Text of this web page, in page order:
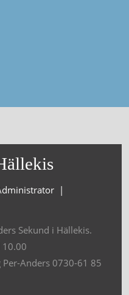
|
Sekund i Hällekis.
Anders 0730-61 85